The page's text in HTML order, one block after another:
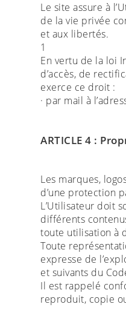
Le site assure à
de la vie privée
et aux libertés.
1
En vertu de la loi
d’accès, de
exerce ce droit :
· par mail à
ARTICLE 4 :
Les marques,
d’une protection
L’Utilisateur doit
différents
toute utilisation à
Toute
expresse de
et suivants du
Il est rappelé
reproduit, copie